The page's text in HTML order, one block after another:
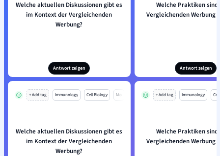
Welche aktuellen Diskussionen gibt es
im Kontext der Vergleichenden
Werbung?
Antwort zeigen
Welche Praktiken sind
Vergleichenden Werbung
Antwort zeigen
+ Add tag Immunology Cell Biology Mo
Welche aktuellen Diskussionen gibt es
im Kontext der Vergleichenden
Werbung?
+ Add tag Immunology
Welche Praktiken sind
Vergleichenden Werbung